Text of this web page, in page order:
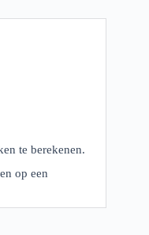
te berekenen.
op een